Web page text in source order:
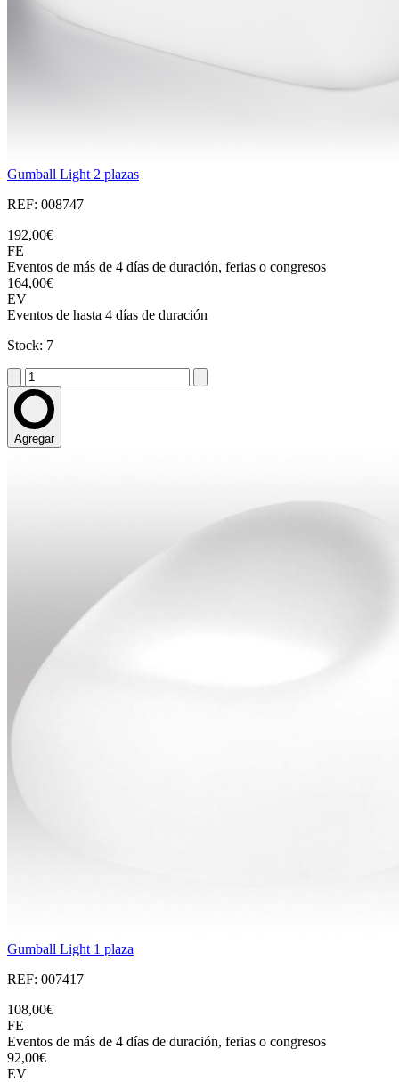
Gumball Light 2 plazas
REF: 008747
192,00€
FE
Eventos de más de 4 días de duración, ferias o congresos
164,00€
EV
Eventos de hasta 4 días de duración
Stock: 7
Agregar
Gumball Light 1 plaza
REF: 007417
108,00€
FE
Eventos de más de 4 días de duración, ferias o congresos
92,00€
EV